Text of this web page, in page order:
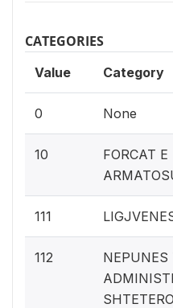
CATEGORIES
Value Category
0 None
10
FORCAT E
111
112
NEPUNES